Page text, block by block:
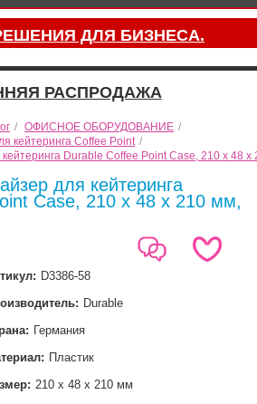
ДЛЯ БИЗНЕСА.
РАСПРОДАЖА
/ ОФИСНОЕ ОБОРУДОВАНИЕ /
кейтеринга Coffee Point /
Durable Coffee Point Case, 210 х 48 х
для кейтеринга
Case, 210 х 48 х 210 мм,
D3386-58
Durable
Германия
Пластик
210 х 48 х 210 мм